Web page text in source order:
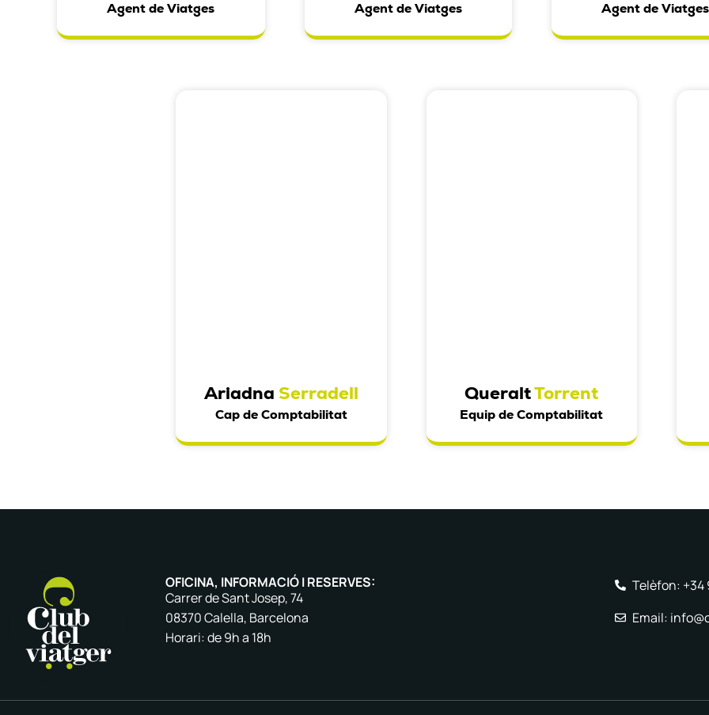
Agent de Viatges Agent de Viatges Agent de Viatges
Ariadna Serradell
Cap de Comptabilitat
QueraltTorrent
Equip de Comptabilitat
OFICINA, INFORMACIÓ I RESERVES:
Carrer de Sant Josep, 74
08370 Calella, Barcelona
Horari: de 9h a 18h
Telèfon: +34
Email: